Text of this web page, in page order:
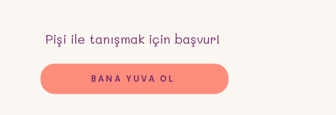
Pişi ile tanışmak için başvur!
BANA YUVA OL